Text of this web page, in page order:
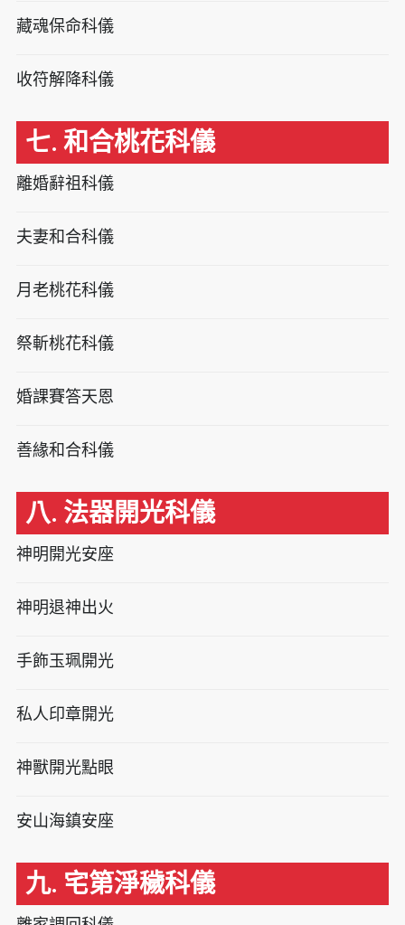
藏魂保命科儀
收符解降科儀
七. 和合桃花科儀
離婚辭祖科儀
夫妻和合科儀
月老桃花科儀
祭斬桃花科儀
婚課賽答天恩
善緣和合科儀
八. 法器開光科儀
神明開光安座
神明退神出火
手飾玉珮開光
私人印章開光
神獸開光點眼
安山海鎮安座
九. 宅第淨穢科儀